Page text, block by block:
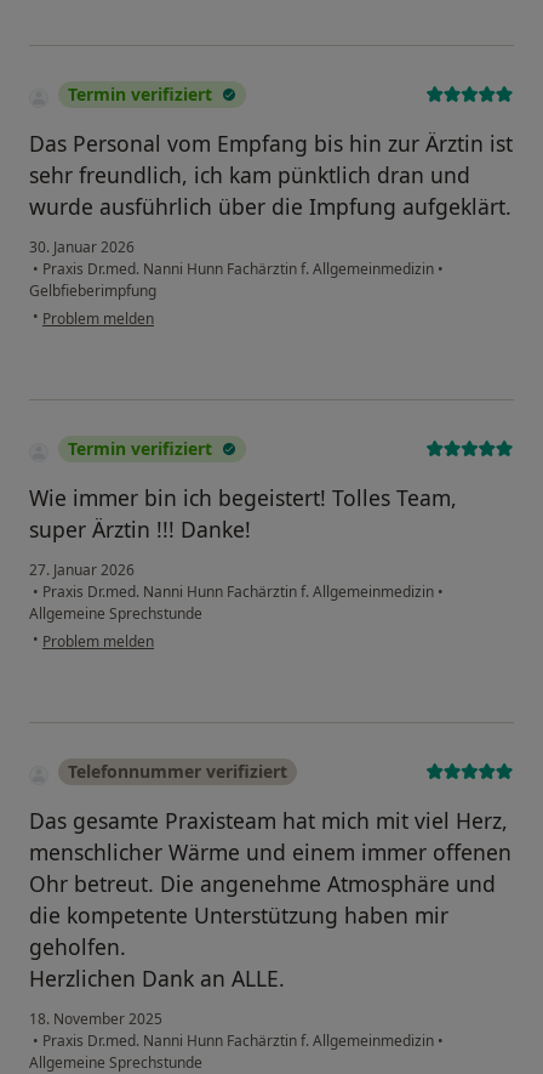
Termin verifiziert
Das Personal vom Empfang bis hin zur Ärztin ist
sehr freundlich, ich kam pünktlich dran und
wurde ausführlich über die Impfung aufgeklärt.
30. Januar 2026
• Praxis Dr.med. Nanni Hunn Fachärztin f. Allgemeinmedizin •
Gelbfieberimpfung
• Problem melden
Termin verifiziert
Wie immer bin ich begeistert! Tolles Team,
super Ärztin !!! Danke!
27. Januar 2026
• Praxis Dr.med. Nanni Hunn Fachärztin f. Allgemeinmedizin •
Allgemeine Sprechstunde
• Problem melden
Telefonnummer verifiziert
Das gesamte Praxisteam hat mich mit viel Herz,
menschlicher Wärme und einem immer offenen
Ohr betreut. Die angenehme Atmosphäre und
die kompetente Unterstützung haben mir
geholfen.
Herzlichen Dank an ALLE.
18. November 2025
• Praxis Dr.med. Nanni Hunn Fachärztin f. Allgemeinmedizin •
Allgemeine Sprechstunde